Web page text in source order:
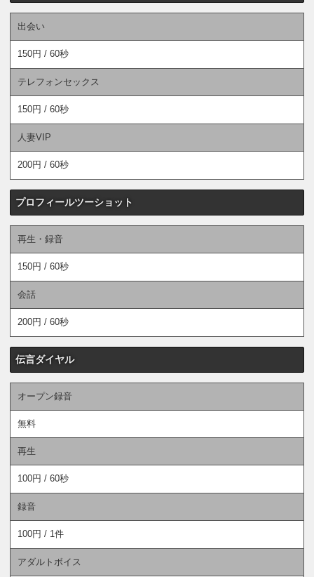
出会い
150円 / 60秒
テレフォンセックス
150円 / 60秒
人妻VIP
200円 / 60秒
プロフィールツーショット
再生・録音
150円 / 60秒
会話
200円 / 60秒
伝言ダイヤル
オープン録音
無料
再生
100円 / 60秒
録音
100円 / 1件
アダルトボイス